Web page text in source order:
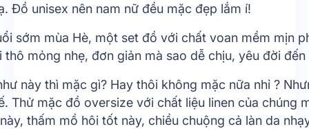
Đồ unisex nên nam nữ đều mặc đẹp lắm í!
sớm mùa Hè, một set đồ với chất voan mềm mịn
thô mỏng nhẹ, đơn giản mà sao dễ chịu, yêu đời đến
này thì mặc gì? Hay thôi không mặc nữa nhỉ ?
Thử mặc đồ oversize với chất liệu linen của chúng
thấm mồ hôi tốt này, chiều chuộng cả làn da